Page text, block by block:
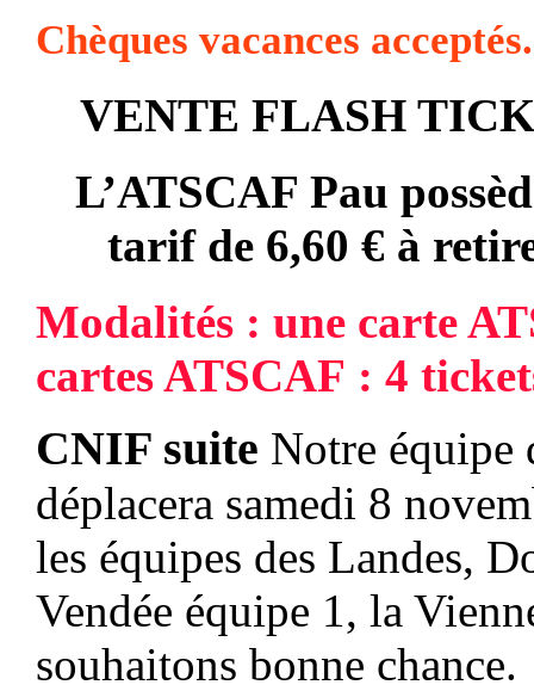
Chèques vacances acceptés.
VENTE FLASH
L’ATSCAF Pau
tarif de 6,60 € à
Modalités : une carte
cartes ATSCAF : 4
CNIF suite Notre équipe
déplacera samedi 8
les équipes des Landes,
Vendée équipe 1, la
souhaitons bonne chance.